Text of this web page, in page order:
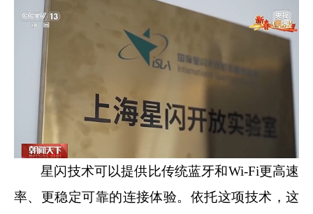
星闪技术可以提供比传统蓝牙和Wi-Fi更高速
率、更稳定可靠的连接体验。依托这项技术，这